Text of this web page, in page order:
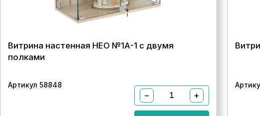
Витрина настенная НЕО №1А-1 с двумя
полками
Артикул 58848
− +